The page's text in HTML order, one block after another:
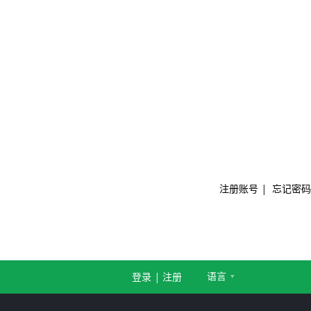
注册账号 | 忘记密码
语言
登录 | 注册